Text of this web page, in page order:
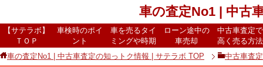
車の査定No1 | 中古
【サテラボ】
ＴＯＰ
車検時のポイ
ント
車を売るタイ
ミングや時期
ローン途中の
車売却
中古車査定で
高く売る方法
車の査定No1 | 中古車査定の知っトク情報 | サテラボ TOP 中古車査